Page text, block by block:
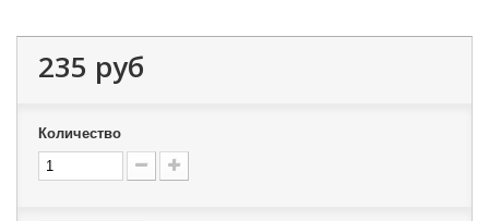
235 руб
Количество